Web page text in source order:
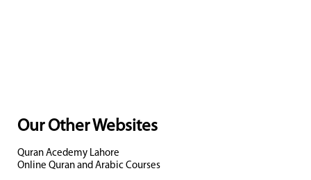
Our Other Websites
Quran Acedemy Lahore
Online Quran and Arabic Courses